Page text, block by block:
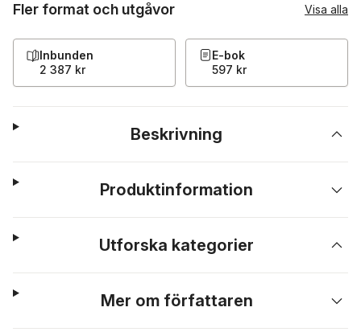
Fler format och utgåvor Visa alla
Inbunden
2 387 kr
E-bok
597 kr
Beskrivning
Produktinformation
Utforska kategorier
Mer om författaren